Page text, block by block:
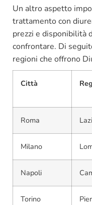
Un altro aspetto
trattamento con
prezzi e disponibilità
confrontare. Di
regioni che offrono
Città
Roma
Milano
Napoli
Torino